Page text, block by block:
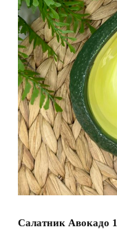
Салатник Авокадо